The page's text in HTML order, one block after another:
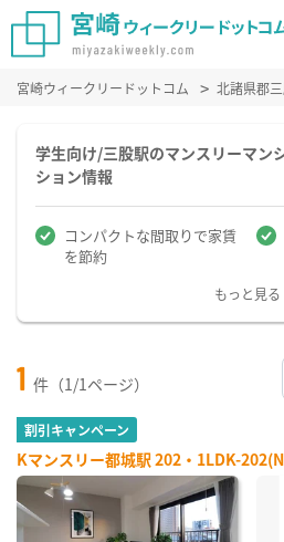
宮崎ウィークリードットコム 北諸県郡
学生向け/三股駅のマンスリーマン
ション情報
コンパクトな間取りで家賃
を節約
もっと見る
1 件（1/1ページ）
割引キャンペーン
Kマンスリー都城駅 202・1LDK-